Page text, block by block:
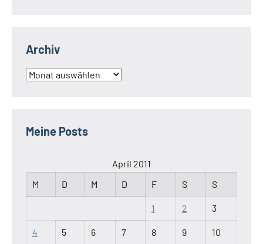
Archiv
Archiv
Meine Posts
April 2011
M
D M D F S S
1 2 3
4 5 6 7 8 9 10